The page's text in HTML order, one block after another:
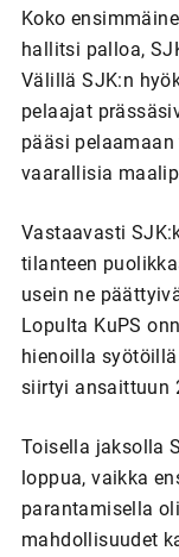
Koko
hallitsi palloa,
Välillä SJK:n
pelaajat
pääsi
vaarallisia
Vastaavasti
tilanteen
usein ne
Lopulta KuPS
hienoilla
siirtyi ansaittuun
Toisella jaksolla
loppua, vaikka
parantamisella
mahdollisuudet